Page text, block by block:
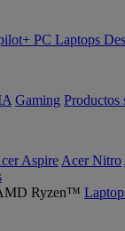
PC Laptops
Gaming Productos
Aspire Acer Nitro